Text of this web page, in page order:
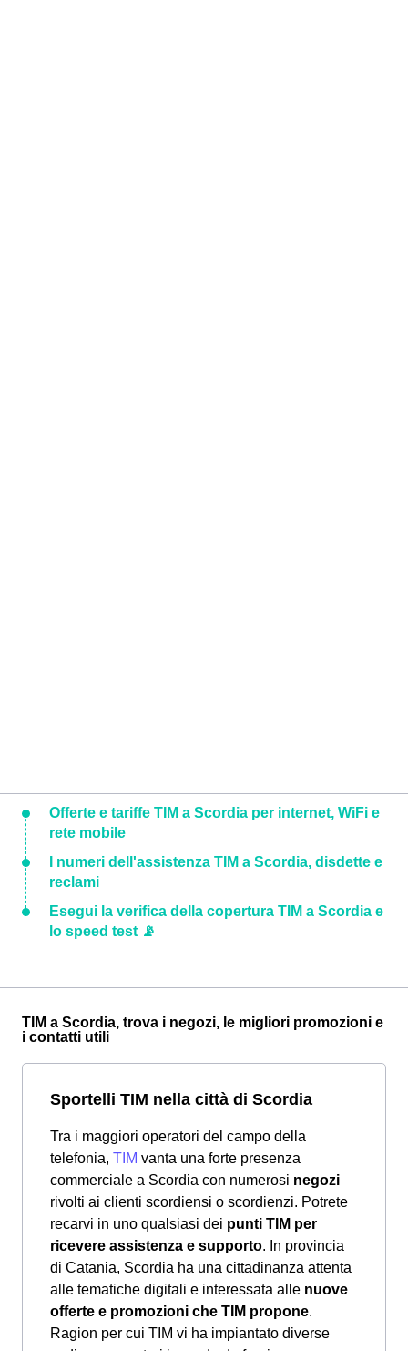
Offerte e tariffe TIM a Scordia per internet, WiFi e
rete mobile
I numeri dell'assistenza TIM a Scordia, disdette e
reclami
Esegui la verifica della copertura TIM a Scordia e
lo speed test 📡
TIM a Scordia, trova i negozi, le migliori promozioni e
i contatti utili
Sportelli TIM nella città di Scordia
Tra i maggiori operatori del campo della
telefonia, TIM vanta una forte presenza
commerciale a Scordia con numerosi negozi
rivolti ai clienti scordiensi o scordienzi. Potrete
recarvi in uno qualsiasi dei punti TIM per
ricevere assistenza e supporto. In provincia
di Catania, Scordia ha una cittadinanza attenta
alle tematiche digitali e interessata alle nuove
offerte e promozioni che TIM propone.
Ragion per cui TIM vi ha impiantato diverse